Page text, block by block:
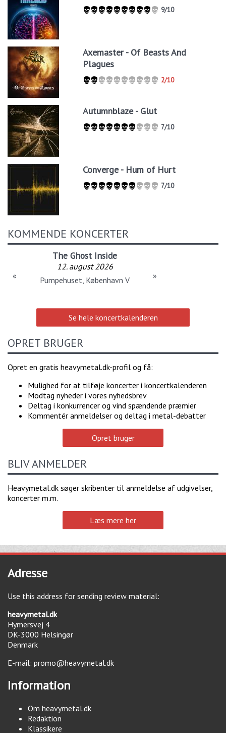
9/10
Axemaster - Of Beasts And
Plagues
2/10
Autumnblaze - Glut
7/10
Converge - Hum of Hurt
7/10
KOMMENDE KONCERTER
The Ghost Inside
12. august 2026
Pumpehuset, København V
« »
Se hele koncertkalenderen
OPRET BRUGER
Opret en gratis heavymetal.dk-profil og få:
Mulighed for at tilføje koncerter i koncertkalenderen
Modtag nyheder i vores nyhedsbrev
Deltag i konkurrencer og vind spændende præmier
Kommentér anmeldelser og deltag i metal-debatter
Opret bruger
BLIV ANMELDER
Heavymetal.dk søger skribenter til anmeldelse af udgivelser,
koncerter m.m.
Læs mere her
Adresse
Use this address for sending review material:
heavymetal.dk
Hymersvej 4
DK-3000 Helsingør
Denmark
E-mail: promo@heavymetal.dk
Information
Om heavymetal.dk
Redaktion
Klassikere